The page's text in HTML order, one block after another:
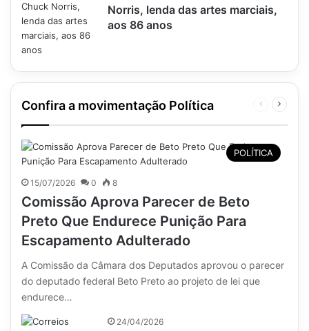
Norris, lenda das artes marciais,
aos 86 anos
Confira a movimentação Política
Página
POLÍTICA
15/07/2026 0 8
Comissão Aprova Parecer de Beto
Preto Que Endurece Punição Para
Escapamento Adulterado
A Comissão da Câmara dos Deputados aprovou o parecer
do deputado federal Beto Preto ao projeto de lei que
endurece…
24/04/2026